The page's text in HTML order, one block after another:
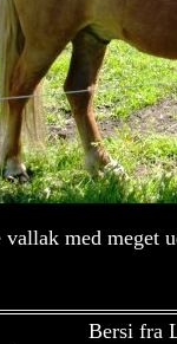
med meget
Bersi